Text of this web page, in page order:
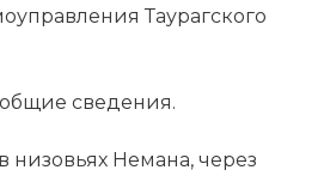
Таурагского
сведения.
низовьях Немана, через